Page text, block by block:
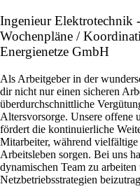
Ingenieur Elektrotechnik
Wochenpläne /
Energienetze GmbH
Als Arbeitgeber in der
dir nicht nur einen sicheren
überdurchschnittliche
Altersvorsorge. Unsere offene
fördert die kontinuierliche
Mitarbeiter, während vielfältige
Arbeitsleben sorgen. Bei uns
dynamischen Team zu
Netzbetriebsstrategien